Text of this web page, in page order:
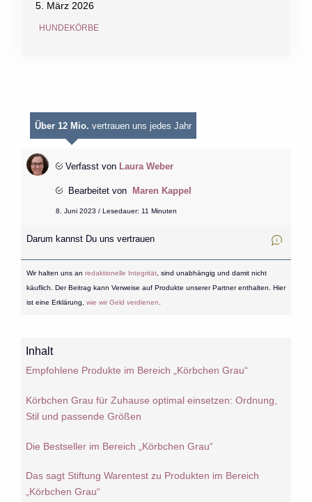
5. März 2026
HUNDEKÖRBE
Über 12 Mio. vertrauen uns jedes Jahr
Verfasst von Laura Weber
Bearbeitet von Maren Kappel
8. Juni 2023 / Lesedauer: 11 Minuten
Darum kannst Du uns vertrauen
Wir halten uns an redaktionelle Integrität, sind unabhängig und damit nicht
käuflich. Der Beitrag kann Verweise auf Produkte unserer Partner enthalten. Hier
ist eine Erklärung, wie wir Geld verdienen
Inhalt
Empfohlene Produkte im Bereich „Körbchen Grau“
Körbchen Grau für Zuhause optimal einsetzen: Ordnung,
Stil und passende Größen
Die Bestseller im Bereich „Körbchen Grau“
Das sagt Stiftung Warentest zu Produkten im Bereich
„Körbchen Grau“